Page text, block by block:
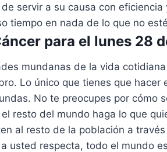
servir a su causa con
tiempo en nada de lo que no
para el lunes 28
mundanas de la vida
Lo único que tienes que hacer
No te preocupes por cómo
resto del mundo haga lo que
al resto de la población a
usted respecta, todo el mundo